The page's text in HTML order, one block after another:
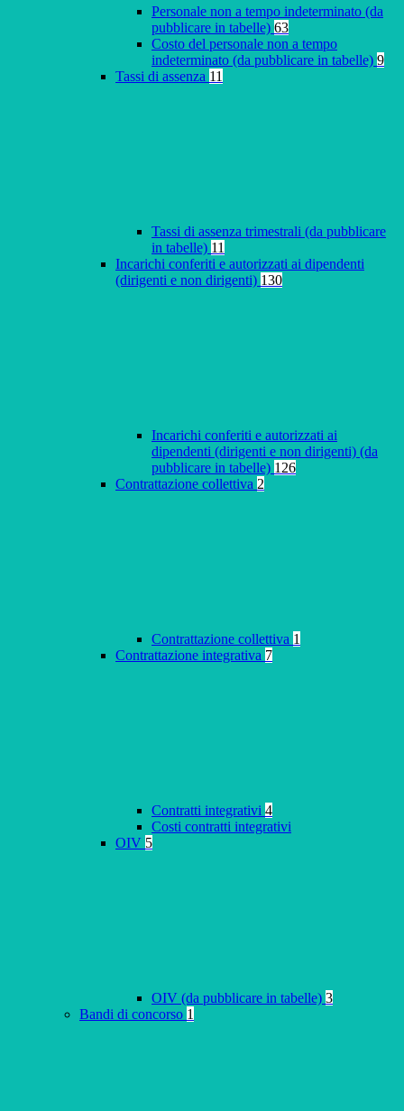
Personale non a tempo indeterminato (da
pubblicare in tabelle) 63
Costo del personale non a tempo
indeterminato (da pubblicare in tabelle) 9
Tassi di assenza 11
Tassi di assenza trimestrali (da pubblicare
in tabelle) 11
Incarichi conferiti e autorizzati ai dipendenti
(dirigenti e non dirigenti) 130
Incarichi conferiti e autorizzati ai
dipendenti (dirigenti e non dirigenti) (da
pubblicare in tabelle) 126
Contrattazione collettiva 2
Contrattazione collettiva 1
Contrattazione integrativa 7
Contratti integrativi 4
Costi contratti integrativi
OIV 5
OIV (da pubblicare in tabelle) 3
Bandi di concorso 1